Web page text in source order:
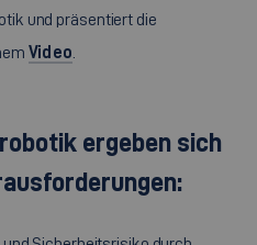
und präsentiert die
Video
ergeben sich